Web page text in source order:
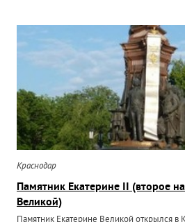
Краснодар
Памятник Екатерине II (второе
Великой)